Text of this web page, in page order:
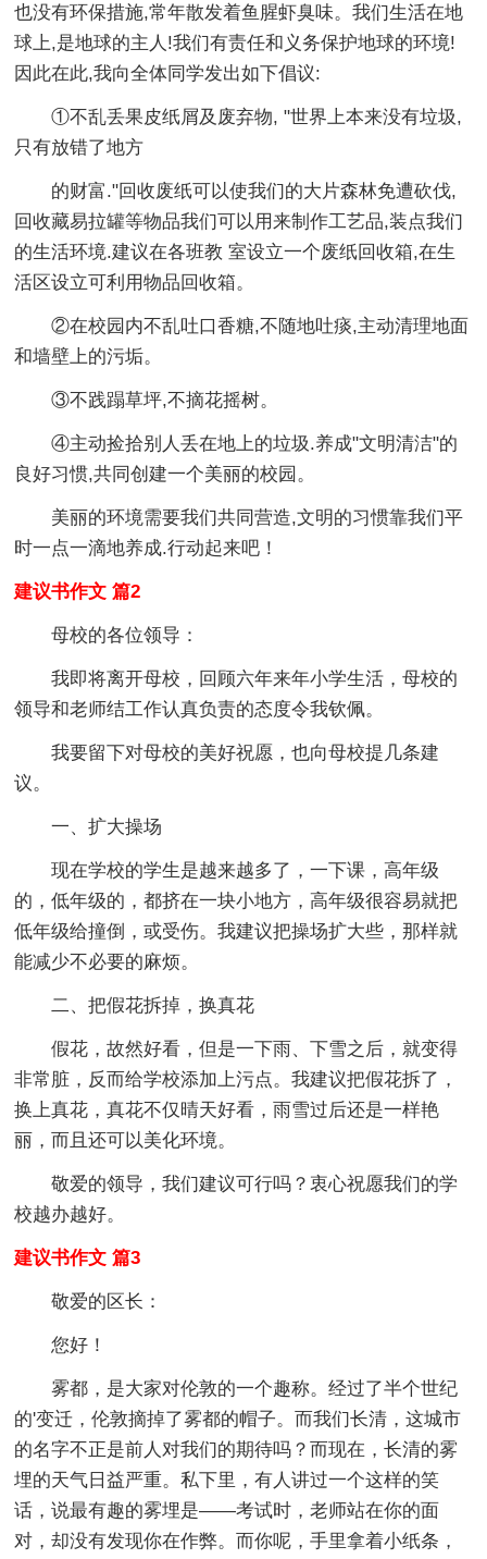
也没有环保措施,常年散发着鱼腥虾臭味。我们生活在地
球上,是地球的主人!我们有责任和义务保护地球的环境!
因此在此,我向全体同学发出如下倡议:
①不乱丢果皮纸屑及废弃物, "世界上本来没有垃圾,
只有放错了地方
的财富."回收废纸可以使我们的大片森林免遭砍伐,
回收藏易拉罐等物品我们可以用来制作工艺品,装点我们
的生活环境.建议在各班教 室设立一个废纸回收箱,在生
活区设立可利用物品回收箱。
②在校园内不乱吐口香糖,不随地吐痰,主动清理地面
和墙壁上的污垢。
③不践蹋草坪,不摘花摇树。
④主动捡拾别人丢在地上的垃圾.养成"文明清洁"的
良好习惯,共同创建一个美丽的校园。
美丽的环境需要我们共同营造,文明的习惯靠我们平
时一点一滴地养成.行动起来吧！
建议书作文 篇2
母校的各位领导：
我即将离开母校，回顾六年来年小学生活，母校的
领导和老师结工作认真负责的态度令我钦佩。
我要留下对母校的美好祝愿，也向母校提几条建
议。
一、扩大操场
现在学校的学生是越来越多了，一下课，高年级
的，低年级的，都挤在一块小地方，高年级很容易就把
低年级给撞倒，或受伤。我建议把操场扩大些，那样就
能减少不必要的麻烦。
二、把假花拆掉，换真花
假花，故然好看，但是一下雨、下雪之后，就变得
非常脏，反而给学校添加上污点。我建议把假花拆了，
换上真花，真花不仅晴天好看，雨雪过后还是一样艳
丽，而且还可以美化环境。
敬爱的领导，我们建议可行吗？衷心祝愿我们的学
校越办越好。
建议书作文 篇3
敬爱的区长：
您好！
雾都，是大家对伦敦的一个趣称。经过了半个世纪
的'变迁，伦敦摘掉了雾都的帽子。而我们长清，这城市
的名字不正是前人对我们的期待吗？而现在，长清的雾
埋的天气日益严重。私下里，有人讲过一个这样的笑
话，说最有趣的雾埋是——考试时，老师站在你的面
对，却没有发现你在作弊。而你呢，手里拿着小纸条，